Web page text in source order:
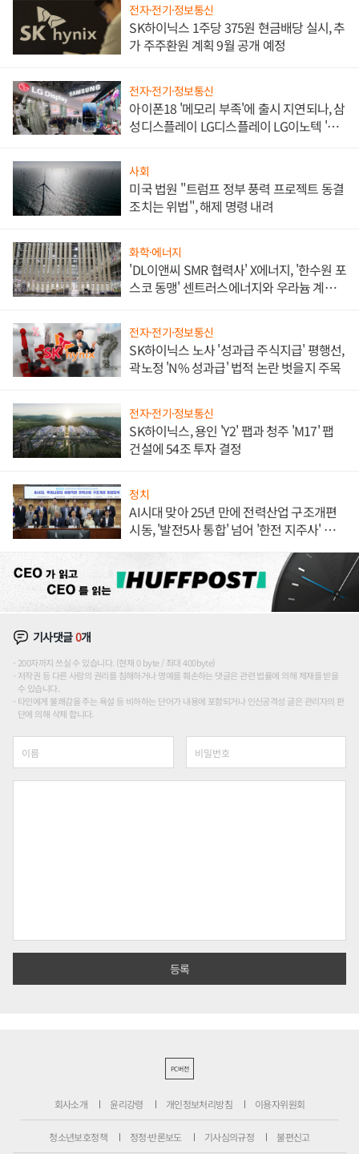
전자·전기·정보통신
SK하이닉스 1주당 375원 현금배당 실시, 추
가 주주환원 계획 9월 공개 예정
전자·전기·정보통신
아이폰18 '메모리 부족'에 출시 지연되나, 삼
성디스플레이 LG디스플레이 LG이노텍 '탈
사회
미국 법원 "트럼프 정부 풍력 프로젝트 동결
조치는 위법", 해제 명령 내려
화학·에너지
'DL이앤씨 SMR 협력사' X에너지, '한수원 포
스코 동맹' 센트러스에너지와 우라늄 계약
전자·전기·정보통신
SK하이닉스 노사 '성과급 주식지급' 평행선,
곽노정 'N% 성과급' 법적 논란 벗을지 주목
전자·전기·정보통신
SK하이닉스, 용인 'Y2' 팹과 청주 'M17' 팹
건설에 54조 투자 결정
정치
AI시대 맞아 25년 만에 전력산업 구조개편
시동, '발전5사 통합' 넘어 '한전 지주사' 재편
기사댓글0개
200자까지 쓰실 수 있습니다. (현재 0 byte / 최대 400byte)
저작권 등 다른 사람의 권리를 침해하거나 명예를 훼손하는 댓글은 관련 법률에 의해 제재를 받을
수 있습니다.
타인에게 불쾌감을 주는 욕설 등 비하하는 단어가 내용에 포함되거나 인신공격성 글은 관리자의 판
단에 의해 삭제 합니다.
PC버전
회사소개 윤리강령 개인정보처리방침 이용자위원회
청소년보호정책 정정·반론보도 기사심의규정 불편신고